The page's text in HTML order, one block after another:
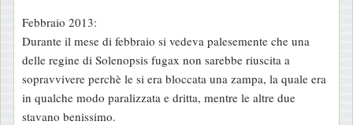
Febbraio 2013:
Durante il mese di febbraio si vedeva palesemente che una
delle regine di Solenopsis fugax non sarebbe riuscita a
sopravvivere perchè le si era bloccata una zampa, la quale era
in qualche modo paralizzata e dritta, mentre le altre due
stavano benissimo.